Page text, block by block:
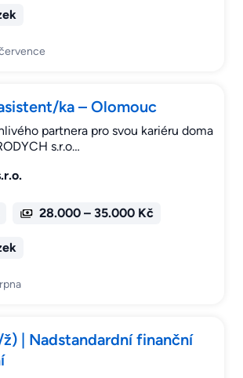
ka – Olomouc
partnera pro svou kariéru doma
s.r.o…
28.000 – 35.000 Kč
ž) | Nadstandardní finanční